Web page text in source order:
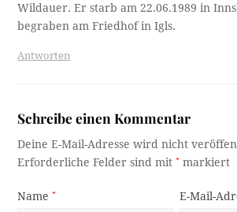
Wildauer. Er starb am 22.06.1989 in
begraben am Friedhof in Igls.
Antworten
Schreibe einen Kommentar
Deine E-Mail-Adresse wird nicht
Erforderliche Felder sind mit* markiert
Name* E-Mail-